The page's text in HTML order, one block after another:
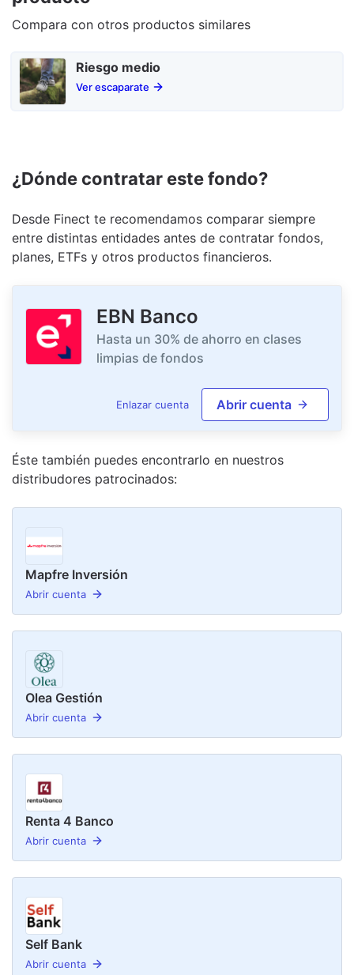
Compara con otros productos similares
Riesgo medio
Ver escaparate
¿Dónde contratar este fondo?
Desde Finect te recomendamos comparar siempre
entre distintas entidades antes de contratar fondos,
planes, ETFs y otros productos financieros.
EBN Banco
Hasta un 30% de ahorro en clases
limpias de fondos
Enlazar cuenta Abrir cuenta
Éste también puedes encontrarlo en nuestros
distribudores patrocinados:
Mapfre Inversión
Abrir cuenta
Olea Gestión
Abrir cuenta
Renta 4 Banco
Abrir cuenta
Self Bank
Abrir cuenta